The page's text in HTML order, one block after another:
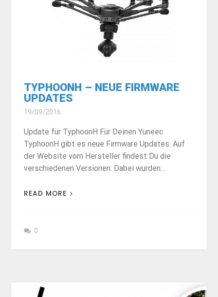
TYPHOONH – NEUE FIRMWARE
UPDATES
19/09/2016
Update für TyphoonH Für Deinen Yuneec
TyphoonH gibt es neue Firmware Updates. Auf
der Website vom Hersteller findest Du die
verschiedenen Versionen. Dabei wurden…
READ MORE
0